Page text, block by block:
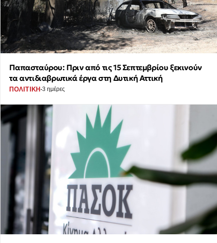
Παπασταύρου: Πριν από τις 15 Σεπτεμβρίου ξεκινούν
τα αντιδιαβρωτικά έργα στη Δυτική Αττική
ΠΟΛΙΤΙΚΗ ·3 ημέρες